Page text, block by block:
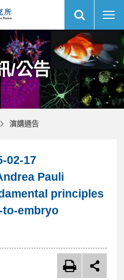
網
站
搜
/公告
演講通告
02-17
Pauli
principles
to-embryo